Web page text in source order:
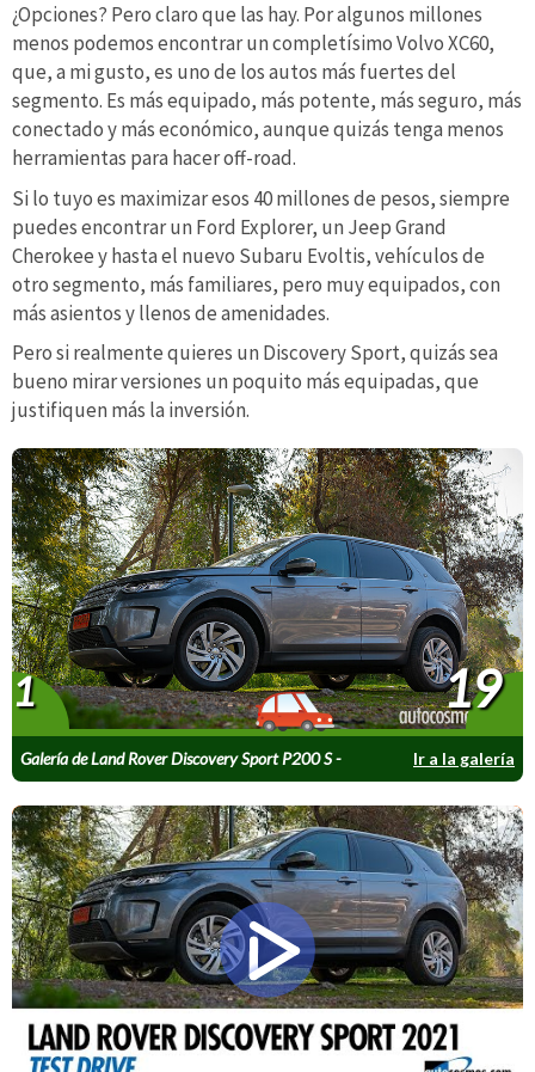
¿Opciones? Pero claro que las hay. Por algunos millones
menos podemos encontrar un completísimo Volvo XC60,
que, a mi gusto, es uno de los autos más fuertes del
segmento. Es más equipado, más potente, más seguro, más
conectado y más económico, aunque quizás tenga menos
herramientas para hacer off-road.
Si lo tuyo es maximizar esos 40 millones de pesos, siempre
puedes encontrar un Ford Explorer, un Jeep Grand
Cherokee y hasta el nuevo Subaru Evoltis, vehículos de
otro segmento, más familiares, pero muy equipados, con
más asientos y llenos de amenidades.
Pero si realmente quieres un Discovery Sport, quizás sea
bueno mirar versiones un poquito más equipadas, que
justifiquen más la inversión.
Galería de Land Rover Discovery Sport P200 S -
Test Drive
Ir a la galería
1 19